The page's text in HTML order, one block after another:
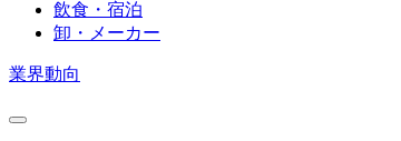
飲食・宿泊
卸・メーカー
業界動向